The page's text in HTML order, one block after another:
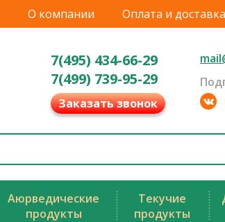
О компании Оплата и доставка
7(495) 434-66-29
7(499) 739-95-29
Заказать звонок
Аюрведические
продукты
Текучие
продукты